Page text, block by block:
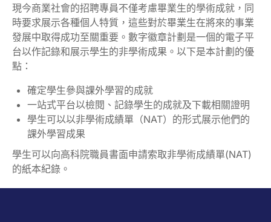
現今商業社會的招聘專員不僅考慮畢業生的學術成就，同
時要求展示各種個人特質，這些對於畢業生在將來的事業
發展中取得成功至關重要。數字徽章計劃是一個的電子平
台以作記錄和展示學生的非學術成果。以下是本計劃的優
點：
確定學生參與課外學習的成就
一站式平台以檢閱、記錄學生的成就及下載相關證明
學生可以以非學術成績單（NAT）的形式展示他們的
課外學習成果
學生可以向高科院職員書面申請索取非學術成績單(NAT)
的紙本紀錄。